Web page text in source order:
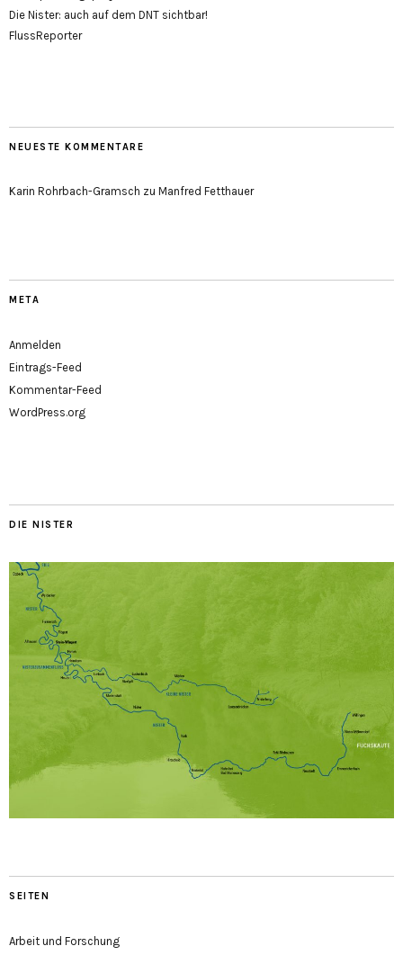
Die Nister: auch auf dem DNT sichtbar!
FlussReporter
NEUESTE KOMMENTARE
Karin Rohrbach-Gramsch zu Manfred Fetthauer
META
Anmelden
Eintrags-Feed
Kommentar-Feed
WordPress.org
DIE NISTER
SEITEN
Arbeit und Forschung